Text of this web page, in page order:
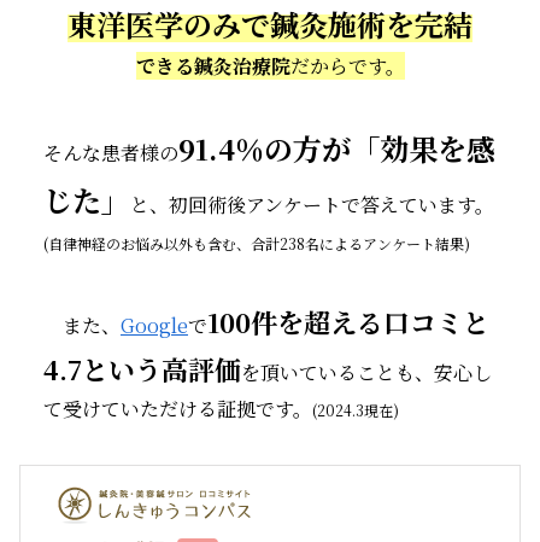
東洋医学のみで鍼灸施術を完結
できる鍼灸治療院だからです。
そんな患者様の91.4％の方が「効果を感
じた」
と、初回術後アンケートで答えています。
(自律神経のお悩み以外も含む、合計238名によるアンケート結果)
また、 Googleで100件を超える口コミと
4.7という高評価を頂いていることも、安心し
て受けていただける証拠です。
(2024.3現在)